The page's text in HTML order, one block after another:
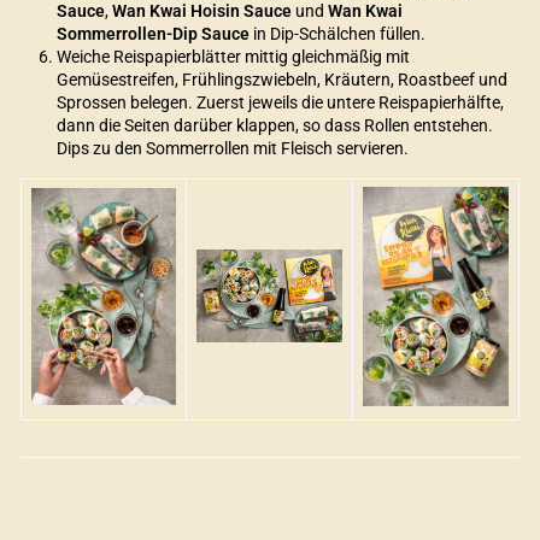
Sauce,Wan Kwai Hoisin Sauce und Wan Kwai
Sommerrollen-Dip Sauce in Dip-Schälchen füllen.
Weiche Reispapierblätter mittig gleichmäßig mit
Gemüsestreifen, Frühlingszwiebeln, Kräutern, Roastbeef und
Sprossen belegen. Zuerst jeweils die untere Reispapierhälfte,
dann die Seiten darüber klappen, so dass Rollen entstehen.
Dips zu den Sommerrollen mit Fleisch servieren.